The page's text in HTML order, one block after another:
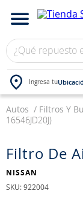
¿Qué repuesto
Ingresa tu
Autos Filtros Y
16546JD20J)
Filtro De
NISSAN
: 922004
TÉRMINOS
2.
neumáticos
3.
4 .
yokohama